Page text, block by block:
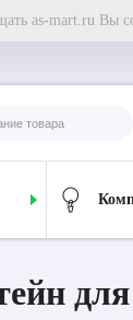
as-mart.ru Вы
Кронштейн для
для